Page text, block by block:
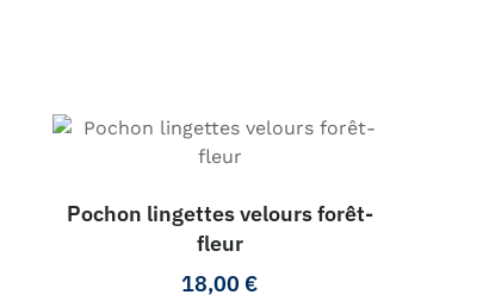
Pochon lingettes velours forêt-
fleur
18,00 €